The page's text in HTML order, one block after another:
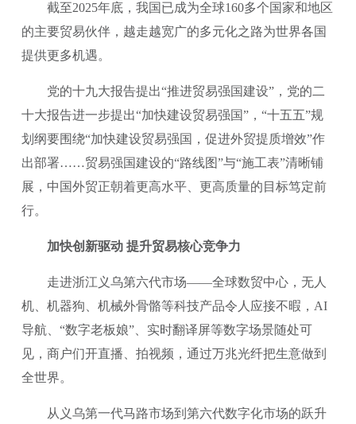
截至2025年底，我国已成为全球160多个国家和地区
的主要贸易伙伴，越走越宽广的多元化之路为世界各国
提供更多机遇。
党的十九大报告提出“推进贸易强国建设”，党的二
十大报告进一步提出“加快建设贸易强国”，“十五五”规
划纲要围绕“加快建设贸易强国，促进外贸提质增效”作
出部署……贸易强国建设的“路线图”与“施工表”清晰铺
展，中国外贸正朝着更高水平、更高质量的目标笃定前
行。
加快创新驱动 提升贸易核心竞争力
走进浙江义乌第六代市场——全球数贸中心，无人
机、机器狗、机械外骨骼等科技产品令人应接不暇，AI
导航、“数字老板娘”、实时翻译屏等数字场景随处可
见，商户们开直播、拍视频，通过万兆光纤把生意做到
全世界。
从义乌第一代马路市场到第六代数字化市场的跃升